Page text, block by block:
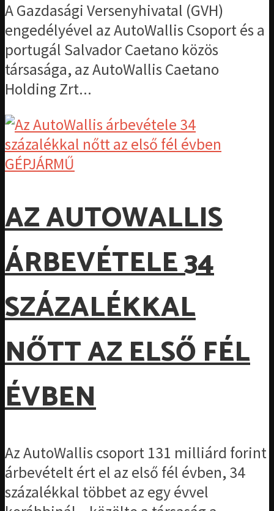
A Gazdasági Versenyhivatal (GVH)
engedélyével az AutoWallis Csoport és a
portugál Salvador Caetano közös
társasága, az AutoWallis Caetano
Holding Zrt...
GÉPJÁRMŰ
AZ AUTOWALLIS
ÁRBEVÉTELE 34
SZÁZALÉKKAL
NŐTT AZ ELSŐ FÉL
ÉVBEN
Az AutoWallis csoport 131 milliárd forint
árbevételt ért el az első fél évben, 34
százalékkal többet az egy évvel